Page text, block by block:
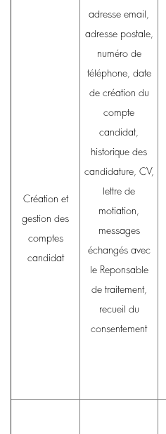
Création et
gestion des
comptes
candidat
adresse email,
adresse postale,
numéro de
téléphone, date
de création du
compte
candidat,
historique des
candidature, CV,
lettre de
motiation,
messages
échangés avec
le Reponsable
de traitement,
recueil du
consentement